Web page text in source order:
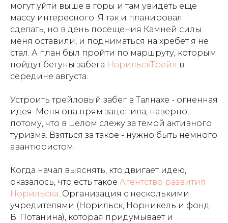
могут уйти выше в горы и там увидеть еще
массу интересного. Я так и планировал
сделать, но в день посещения Камней силы
меня оставили, и подниматься на хребет я не
стал. А план был пройти по маршруту, которым
пойдут бегуны забега НорильскТрейл в
середине августа.
Устроить трейловый забег в Талнахе - огненная
идея. Меня она прям зацепила, наверно,
потому, что в целом слежу за темой активного
туризма. Взяться за такое - нужно быть немного
авантюристом.
Когда начал выяснять, кто двигает идею,
оказалось, что есть такое Агентство развития
Норильска . Организация с несколькими
учредителями (Норильск, Норникель и фонд
В. Потанина), которая придумывает и